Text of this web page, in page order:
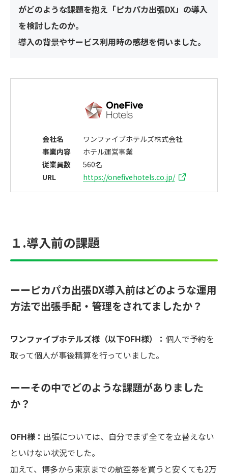
がどのような課題を抱え「ピカパカ出張DX」の導入
を検討したのか。
導入の背景やサービス利用時の感想を伺いました。
会社名
ワンファイブホテルズ株式会社
事業内容
ホテル運営事業
従業員数
560名
URL
https://onefivehotels.co.jp/
１.導入前の課題
ーーピカパカ出張DX導入前はどのような運用
方法で出張手配・管理をされてましたか？
ワンファイブホテルズ様（以下OFH様）： 個人で予約を
取って個人が事後精算を行っていました。
ーーその中でどのような課題がありました
か？
OFH様： 出張については、自分でまず全てを立替えない
といけない状況でした。
加えて、博多から東京までの航空券を買うと安くても2万